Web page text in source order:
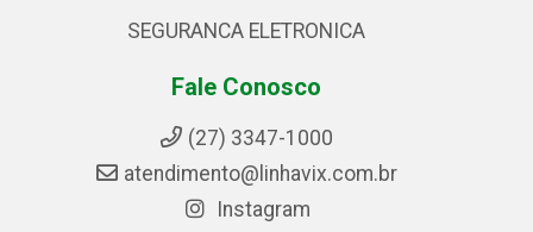
SEGURANCA ELETRONICA
Fale Conosco
(27) 3347-1000
atendimento@linhavix.com.br
Instagram